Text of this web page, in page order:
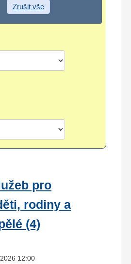
Zrušit vše
pro
rodiny a
(4)
12:00